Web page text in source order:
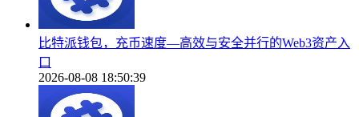
比特派钱包，充币速度—高效与安全并行的Web3资产入
口
2026-08-08 18:50:39